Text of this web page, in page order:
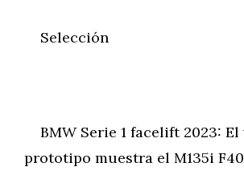
Selección
BMW Serie 1 facelift 2023: El
prototipo muestra el M135i